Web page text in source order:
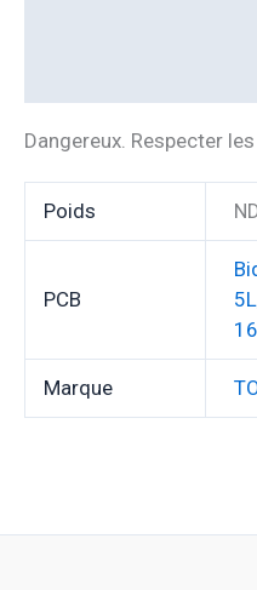
Dangereux. Respecter
Poids
PCB
5L
Marque